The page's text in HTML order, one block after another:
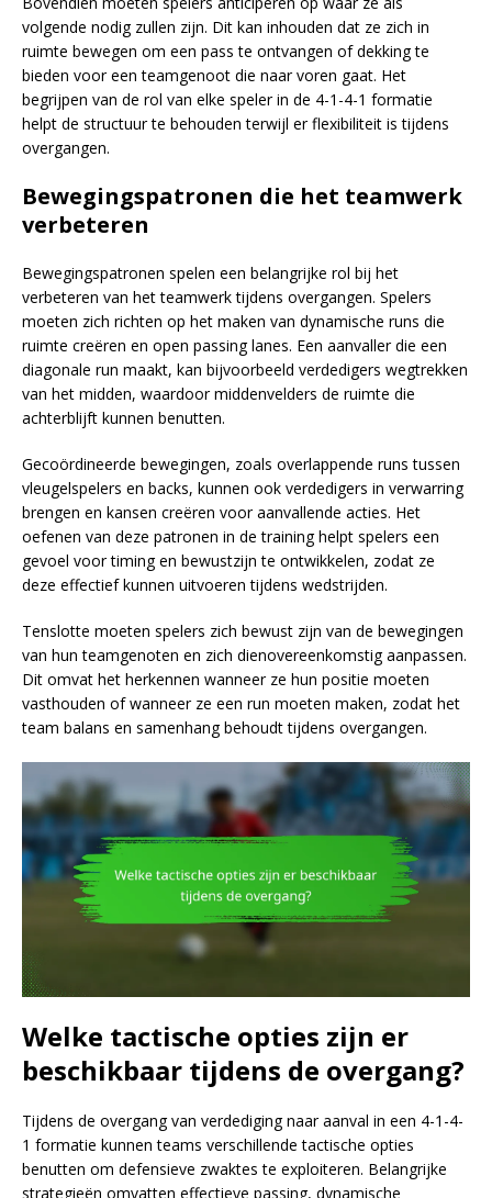
volgende nodig zullen zijn. Dit kan inhouden dat ze zich in
ruimte bewegen om een pass te ontvangen of dekking te
bieden voor een teamgenoot die naar voren gaat. Het
begrijpen van de rol van elke speler in de 4-1-4-1 formatie
helpt de structuur te behouden terwijl er flexibiliteit is tijdens
overgangen.
Bewegingspatronen die het teamwerk
verbeteren
Bewegingspatronen spelen een belangrijke rol bij het
verbeteren van het teamwerk tijdens overgangen. Spelers
moeten zich richten op het maken van dynamische runs die
ruimte creëren en open passing lanes. Een aanvaller die een
diagonale run maakt, kan bijvoorbeeld verdedigers wegtrekken
van het midden, waardoor middenvelders de ruimte die
achterblijft kunnen benutten.
Gecoördineerde bewegingen, zoals overlappende runs tussen
vleugelspelers en backs, kunnen ook verdedigers in verwarring
brengen en kansen creëren voor aanvallende acties. Het
oefenen van deze patronen in de training helpt spelers een
gevoel voor timing en bewustzijn te ontwikkelen, zodat ze
deze effectief kunnen uitvoeren tijdens wedstrijden.
Tenslotte moeten spelers zich bewust zijn van de bewegingen
van hun teamgenoten en zich dienovereenkomstig aanpassen.
Dit omvat het herkennen wanneer ze hun positie moeten
vasthouden of wanneer ze een run moeten maken, zodat het
team balans en samenhang behoudt tijdens overgangen.
Welke tactische opties zijn er
beschikbaar tijdens de overgang?
Tijdens de overgang van verdediging naar aanval in een 4-1-4-
1 formatie kunnen teams verschillende tactische opties
benutten om defensieve zwaktes te exploiteren. Belangrijke
strategieën omvatten effectieve passing, dynamische